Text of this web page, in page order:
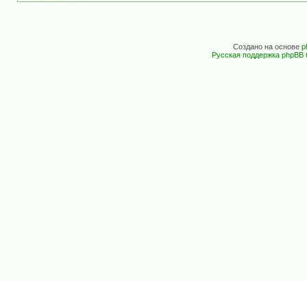
Создано на основе
Русская поддержка phpBB